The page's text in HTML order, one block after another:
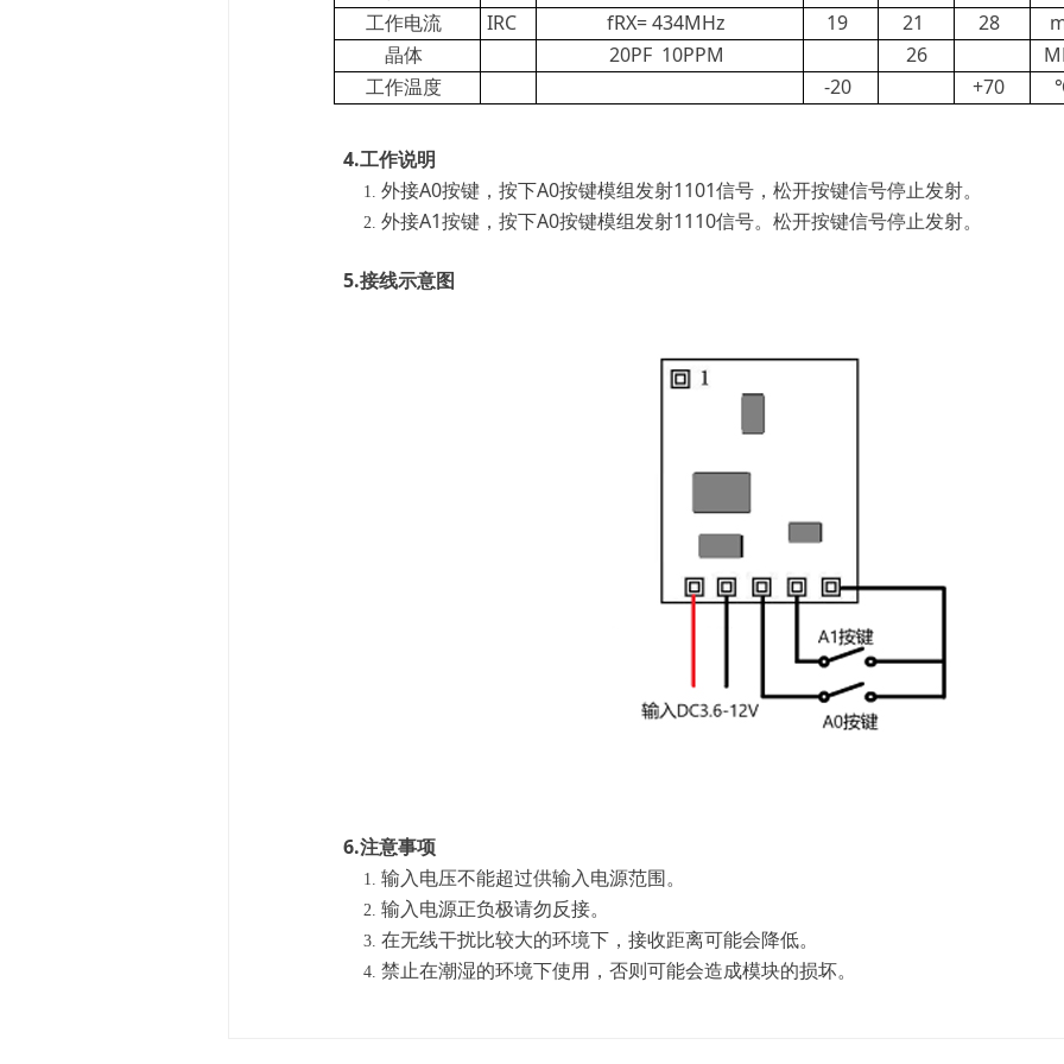
工作电流
IRC fRX= 434MHz 19 21 28
晶体
20PF 10PPM 26
工作温度
-20 +70
4.工作说明
外接A0按键，按下A0按键模组发射1101信号，松开按键信号停止发射。
外接A1按键，按下A0按键模组发射1110信号。松开按键信号停止发射。
5.接线示意图
6.注意事项
输入电压不能超过供输入电源范围。
输入电源正负极请勿反接。
在无线干扰比较大的环境下，接收距离可能会降低。
禁止在潮湿的环境下使用，否则可能会造成模块的损坏。